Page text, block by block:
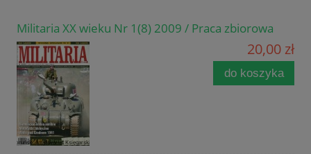
Militaria XX wieku Nr 1(8) 2009 / Praca zbiorowa
20,00 zł
do koszyka